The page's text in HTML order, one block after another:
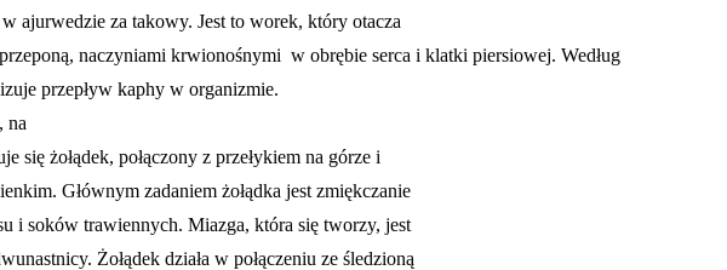
w ajurwedzie za takowy. Jest to worek, który otacza
naczyniami krwionośnymi w obrębie serca i klatki piersiowej. Według
przepływ kaphy w organizmie.
na
się żołądek, połączony z przełykiem na górze i
Głównym zadaniem żołądka jest zmiękczanie
i soków trawiennych. Miazga, która się tworzy, jest
Żołądek działa w połączeniu ze śledzioną